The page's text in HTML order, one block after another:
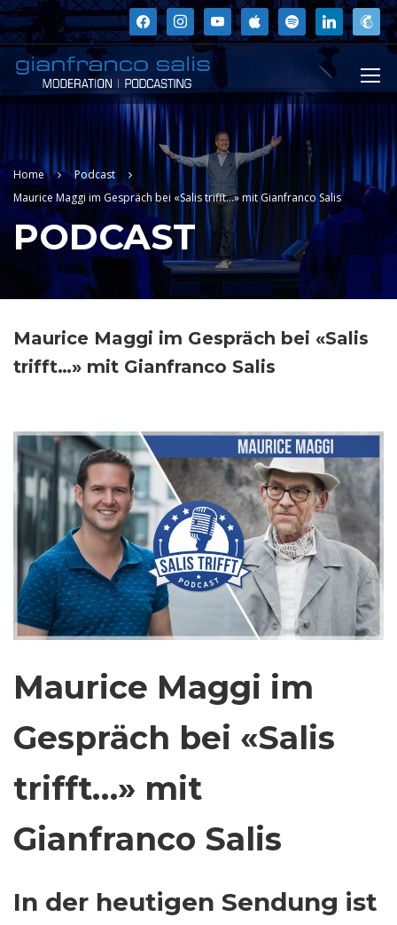
facebookinstagramyoutube apple spotify linkedin
Home
Podcast
Maurice Maggi im Gespräch bei «Salis trifft…» mit Gianfranco Salis
PODCAST
Maurice Maggi im Gespräch bei «Salis
trifft…» mit Gianfranco Salis
Maurice Maggi im
Gespräch bei «Salis
trifft…» mit
Gianfranco Salis
In der heutigen Sendung ist